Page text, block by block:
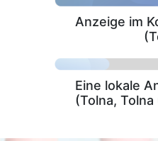
Anzeige im
Eine lokale
(Tolna,